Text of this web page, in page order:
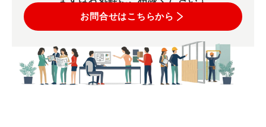
お問合せはこちらから